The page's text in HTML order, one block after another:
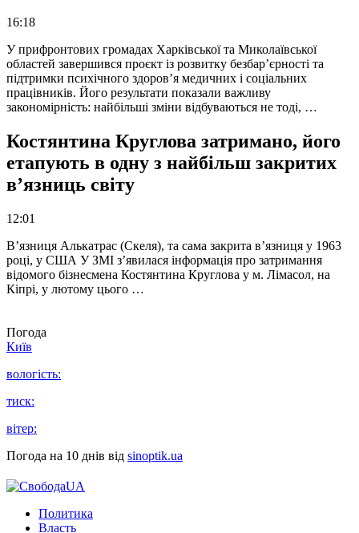
16:18
У прифронтових громадах Харківської та Миколаївської
областей завершився проєкт із розвитку безбар’єрності та
підтримки психічного здоров’я медичних і соціальних
працівників. Його результати показали важливу
закономірність: найбільші зміни відбуваються не тоді, …
Костянтина Круглова затримано, його
етапують в одну з найбільш закритих
в’язниць світу
12:01
В’язниця Алькатрас (Скеля), та сама закрита в’язниця у 1963
році, у США У ЗМІ з’явилася інформація про затримання
відомого бізнесмена Костянтина Круглова у м. Лімасол, на
Кіпрі, у лютому цього …
Погода
Київ
вологість:
тиск:
вітер:
Погода на 10 днів від sinoptik.ua
Политика
Власть